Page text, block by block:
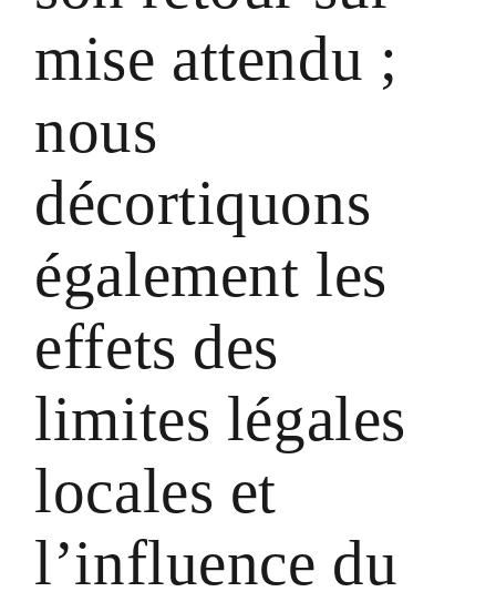
mise attendu ;
nous
décortiquons
également les
effets des
limites légales
locales et
l’influence du